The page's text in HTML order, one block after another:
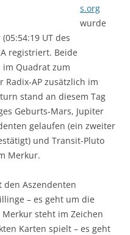
s.org
wurde
UT des
registriert. Beide
im Quadrat zum
AP zusätzlich im
stand an diesem Tag
Geburts-Mars, Jupiter
gelaufen (ein zweiter
und Transit-Pluto
Merkur.
den Aszendenten
– es geht um die
steht im Zeichen
Karten spielt – es geht